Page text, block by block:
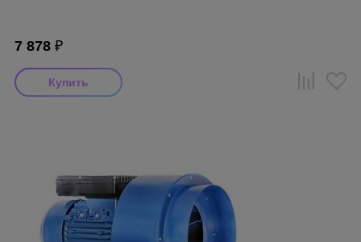
7 878 ₽